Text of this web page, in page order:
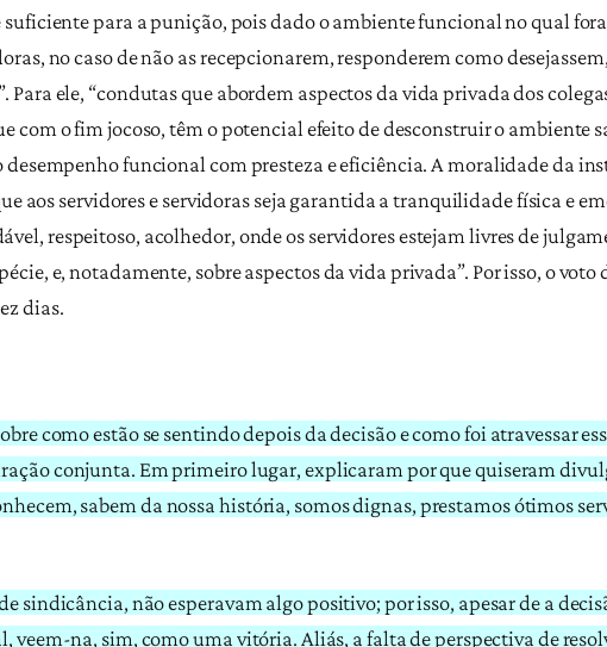
para a punição, pois dado o ambiente funcional no qual
no caso de não as recepcionarem, responderem como
ele, “condutas que abordem aspectos da vida privada dos
com o fim jocoso, têm o potencial efeito de desconstruir o ambiente
desempenho funcional com presteza e eficiência. A moralidade da
aos servidores e servidoras seja garantida a tranquilidade física e
respeitoso, acolhedor, onde os servidores estejam livres de
e, notadamente, sobre aspectos da vida privada”. Por isso, o voto
dias.
como estão se sentindo depois da decisão e como foi atravessar
conjunta. Em primeiro lugar, explicaram por que quiseram
sabem da nossa história, somos dignas, prestamos ótimos
sindicância, não esperavam algo positivo; por isso, apesar de a
veem-na, sim, como uma vitória. Aliás, a falta de perspectiva de